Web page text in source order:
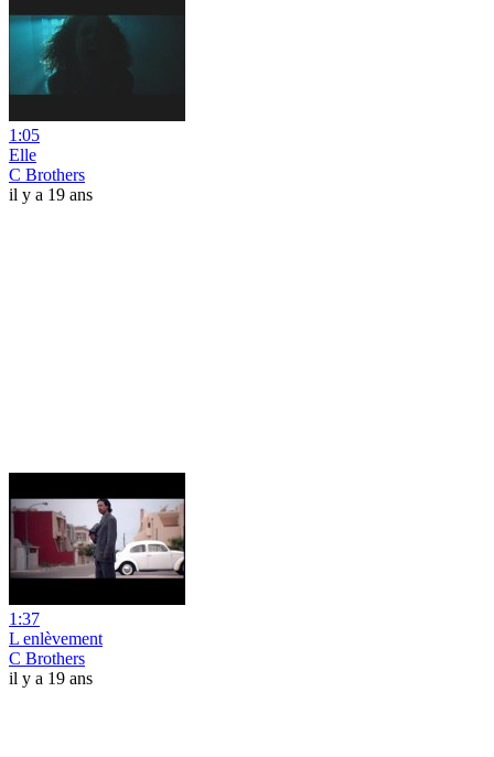
1:05
Elle
C Brothers
il y a 19 ans
1:37
L enlèvement
C Brothers
il y a 19 ans